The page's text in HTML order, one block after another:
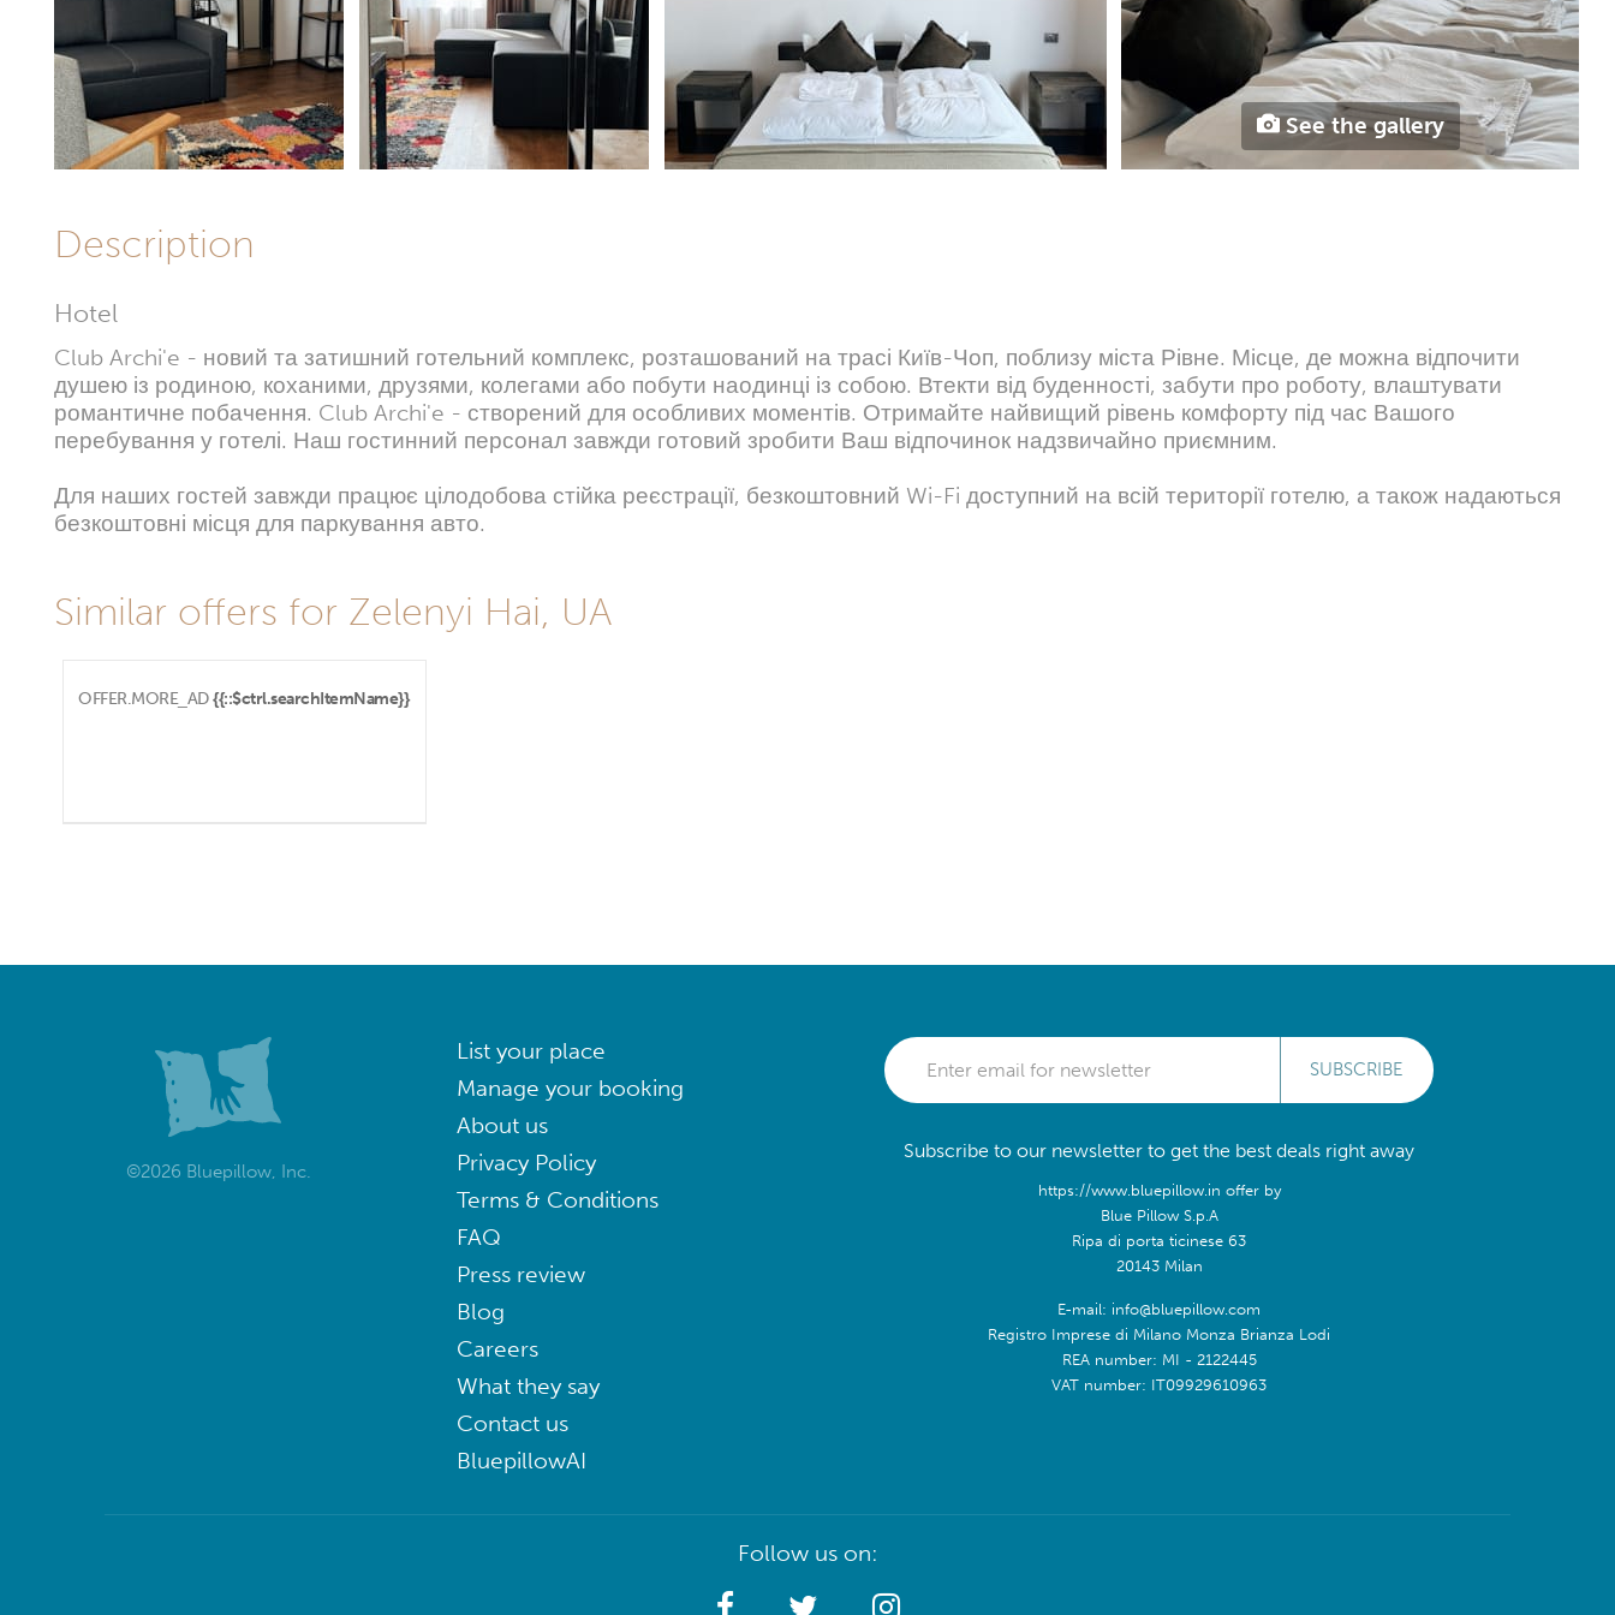
See the gallery
Description
Hotel
Club Archi'e - новий та затишний готельний комплекс, розташований на трасі Київ-Чоп, поблизу міста Рівне. Місце, де можна відпочити
душею із родиною, коханими, друзями, колегами або побути наодинці із собою. Втекти від буденності, забути про роботу, влаштувати
романтичне побачення. Club Archi'e - створений для особливих моментів. Отримайте найвищий рівень комфорту під час Вашого
перебування у готелі. Наш гостинний персонал завжди готовий зробити Ваш відпочинок надзвичайно приємним.
Для наших гостей завжди працює цілодобова стійка реєстрації, безкоштовний Wi-Fi доступний на всій території готелю, а також надаються
безкоштовні місця для паркування авто.
Similar offers for Zelenyi Hai, UA
OFFER.MORE_AD {{::$ctrl.searchItemName}}
©2026 Bluepillow, Inc.
List your place
Manage your booking
About us
Privacy Policy
Terms & Conditions
FAQ
Press review
Blog
Careers
What they say
Contact us
BluepillowAI
SUBSCRIBE
Subscribe to our newsletter to get the best deals right away
https://www.bluepillow.in offer by
Blue Pillow S.p.A
Ripa di porta ticinese 63
20143 Milan
E-mail: info@bluepillow.com
Registro Imprese di Milano Monza Brianza Lodi
REA number: MI - 2122445
VAT number: IT09929610963
Follow us on: